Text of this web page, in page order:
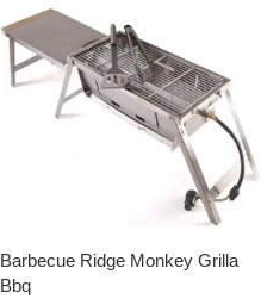
Barbecue Ridge Monkey Grilla
Bbq